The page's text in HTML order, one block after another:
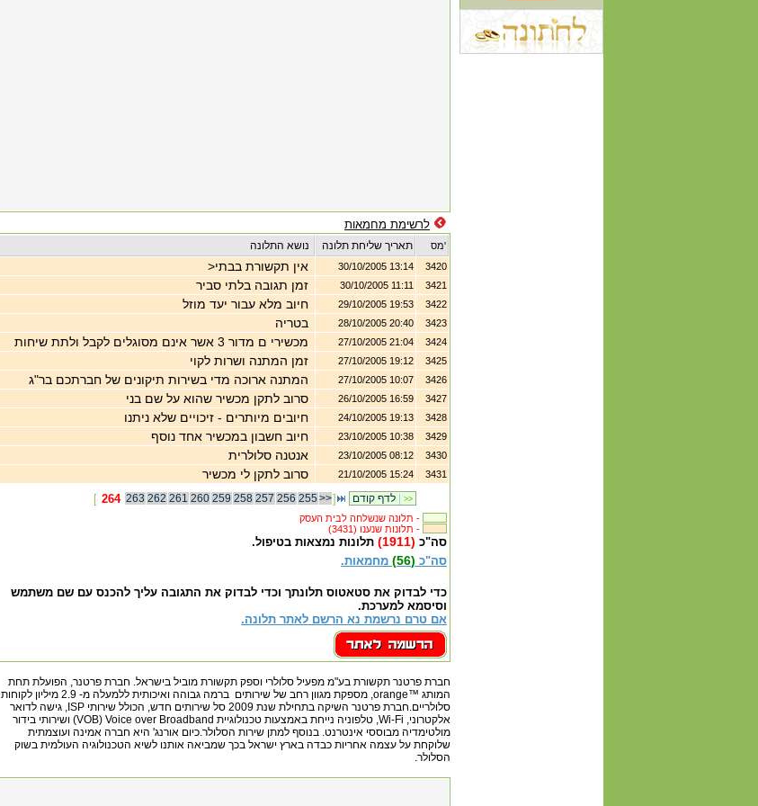
לרשימת מחמאות
תאריך שליחת תלונה מס'
אין תקשורת בבתי< 30/10/2005 13:14 3420
זמן תגובה בלתי סביר 30/10/2005 11:11 3421
חיוב מלא עבור יעד מוזל 29/10/2005 19:53 3422
בטריה 28/10/2005 20:40 3423
מכשירי ם מדור 3 אשר אינם מסוגלים לקבל ולתת שיחות 27/10/2005 21:04 3424
זמן המתנה ושרות לקוי 27/10/2005 19:12 3425
המתנה ארוכה מדי בשירות תיקונים של חברתכם בר"ג 27/10/2005 10:07 3426
סרוב לתקן מכשיר שהוא על שם בני 26/10/2005 16:59 3427
חיובים מיותרים - זיכויים שלא ניתנו 24/10/2005 19:13 3428
חיוב חשבון במכשיר אחד נוסף 23/10/2005 10:38 3429
אנטנה סלולרית 23/10/2005 08:12 3430
סרוב לתקן לי מכשיר 21/10/2005 15:24 3431
[ 264 263 262 261 260 259 258 257 256 255 >>] >>
תלונה שנשלחה לבית העסק -
(3431) תלונות שנענו -
סה"כ (1911)
תלונות נמצאות בטיפול.
סה"כ (56) מחמאות.
כדי לבדוק את סטאטוס תלונתך וכדי לבדוק את התגובה עליך להכנס עם שם משתמש
וסיסמא למערכת.
אם טרם נרשמת נא הרשם לאתר תלונה.
חברת פרטנר תקשורת בע"מ מפעיל סלולרי וספק תקשורת מוביל בישראל. חברת פרטנר, הפועלת תחת
המותג orange™‎, מספקת מגוון רחב של שירותים ברמה גבוהה ואיכותית ללמעלה מ- ‏2.9 מיליון לקוחות
סלולריים.חברת פרטנר השיקה בתחילת שנת 2009 סל שירותים חדש, הכולל שירותי ISP, גישה לדואר
אלקטרוני, Wi-Fi, טלפוניה נייחת באמצעות טכנולוגיית Voice over Broadband ‏(VOB) ושירותי בידור
מולטימדיה מבוססי אינטרנט. בנוסף למתן שירות הסלולר.כיום אורנג' היא חברה אמינה ועוצמתית
שלוקחת על עצמה אחריות כבדה בארץ ישראל בכך שמביאה אותנו לשיא הטכנולוגיה העולמית בשוק
הסלולר.